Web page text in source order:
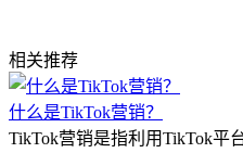
相关推荐
什么是TikTok营销？
TikTok营销是指利用TikTok平